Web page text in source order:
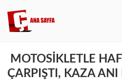
MOTOSİKLETLE
ÇARPIŞTI, KAZA ANI